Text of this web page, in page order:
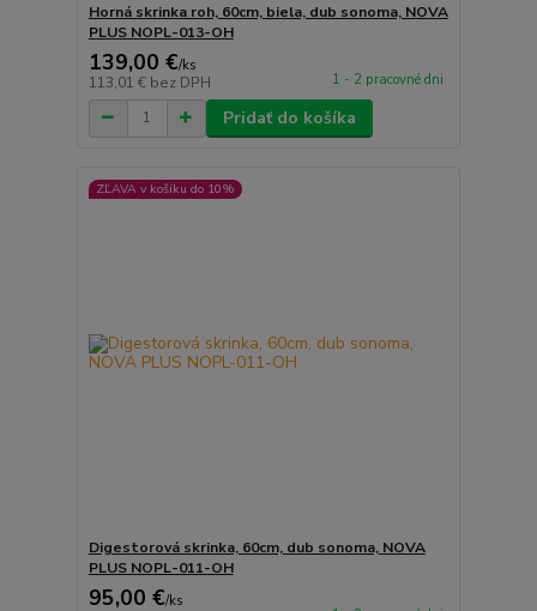
Horná skrinka roh, 60cm, biela, dub sonoma, NOVA
PLUS NOPL-013-OH
139,00 €/ks
113,01 € bez DPH 1 - 2 pracovné dni
Pridať do košíka
ZĽAVA v košíku do 10%
Digestorová skrinka, 60cm, dub sonoma, NOVA
PLUS NOPL-011-OH
95,00 €/ks